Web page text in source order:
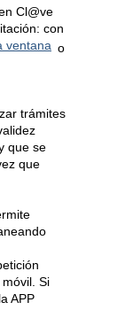
Cl@ve
con
o
trámites
que se
que
Si
APP